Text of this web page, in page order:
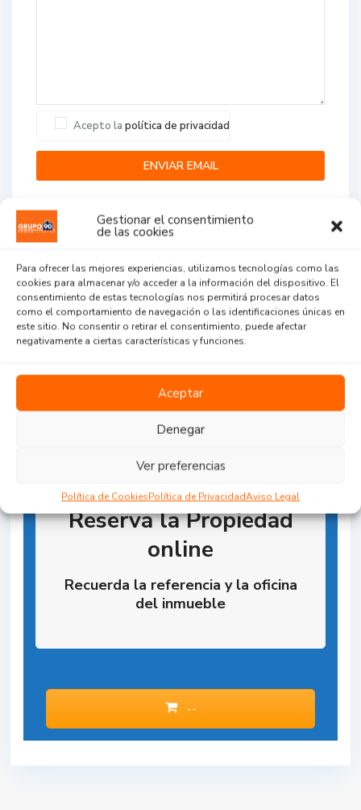
Gestionar el consentimiento
de las cookies
Para ofrecer las mejores experiencias, utilizamos tecnologías como las
cookies para almacenar y/o acceder a la información del dispositivo. El
consentimiento de estas tecnologías nos permitirá procesar datos
como el comportamiento de navegación o las identificaciones únicas en
este sitio. No consentir o retirar el consentimiento, puede afectar
negativamente a ciertas características y funciones.
Aceptar
Denegar
Ver preferencias
Política de CookiesPolítica de PrivacidadAviso Legal
Acepto la política de privacidad
Agent Reviews
...
Reserva la Propiedad
online
Recuerda la referencia y la oficina
del inmueble
--